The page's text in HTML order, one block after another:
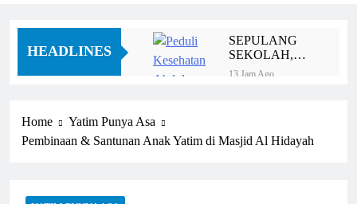
HEADLINES
SEPULANG
SEKOLAH,
ABDUL
13 Jam Ago
Pertanian
Bu Darmini
Home
Yatim Punya Asa
Pembinaan & Santunan Anak Yatim di Masjid Al Hidayah